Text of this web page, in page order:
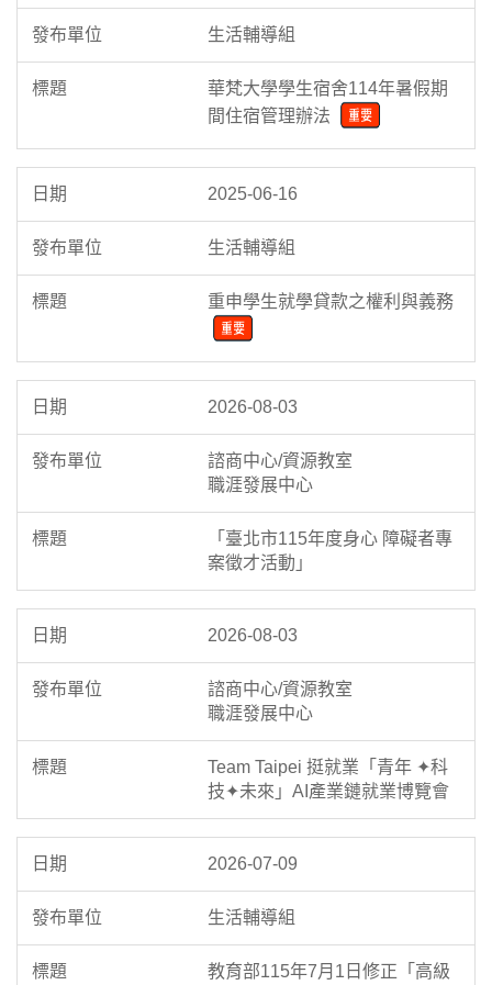
生活輔導組
華梵大學學生宿舍114年暑假期
間住宿管理辦法
2025-06-16
生活輔導組
重申學生就學貸款之權利與義務
2026-08-03
諮商中心/資源教室
職涯發展中心
「臺北市115年度身心 障礙者專
案徵才活動」
2026-08-03
諮商中心/資源教室
職涯發展中心
Team Taipei 挺就業「青年 ✦科
技✦未來」AI產業鏈就業博覽會
2026-07-09
生活輔導組
教育部115年7月1日修正「高級